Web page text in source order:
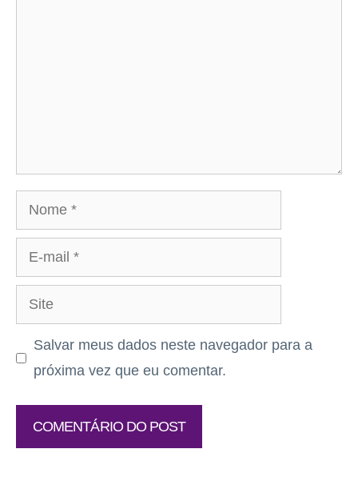
Nome
mail
Site
Salvar meus dados neste navegador para a
próxima vez que eu comentar.